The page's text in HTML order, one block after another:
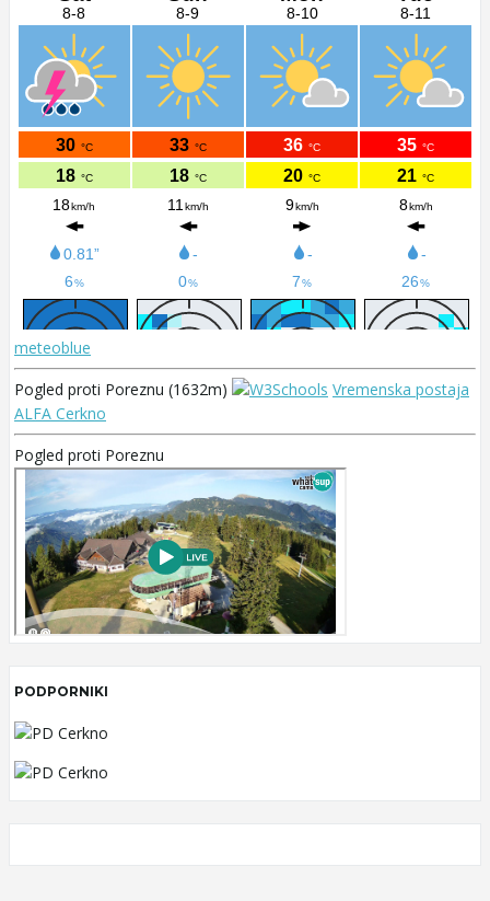
meteoblue
Pogled proti Poreznu (1632m)
Vremenska postaja
ALFA Cerkno
Pogled proti Poreznu
PODPORNIKI